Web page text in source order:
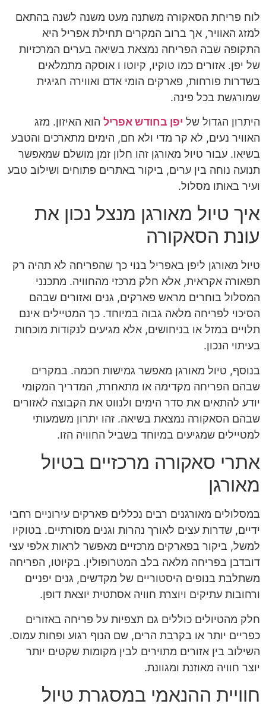
לוח פריחת הסאקורה משתנה מעט משנה לשנה בהתאם
למזג האוויר, אך ברוב המקרים תחילת אפריל היא
התקופה שבה הפריחה נמצאת בשיאה בערים המרכזיות
של יפן. אזורים כמו טוקיו, קיוטו ו אוסקה מתמלאים
בשדרות פורחות, פארקים הומי אדם ואווירה חגיגית
שמורגשת בכל פינה.
היתרון הגדול של יפן בחודש אפריל הוא האיזון. מזג
האוויר נעים, לא קר מדי ולא חם, הימים מתארכים והטבע
בשיאו. עבור טיול מאורגן זהו חלון זמן מושלם שמאפשר
תנועה נוחה בין ערים, ביקור באתרים פתוחים ושילוב טבע
ועיר באותו מסלול.
איך טיול מאורגן מנצל נכון את
עונת הסאקורה
טיול מאורגן ליפן באפריל בנוי כך שהפריחה לא תהיה רק
תפאורה אקראית, אלא חלק מרכזי מהחוויה. מתכנני
המסלול בוחרים מראש פארקים, גנים ואזורים שבהם
הסיכוי לפריחה מלאה גבוה במיוחד. כך המטיילים אינם
תלויים במזל או בניחושים, אלא מגיעים לנקודות מוכחות
בעיתוי הנכון.
בנוסף, טיול מאורגן מאפשר גמישות חכמה. במקרים
שבהם הפריחה מקדימה או מתאחרת, המדריך המקומי
יודע להתאים את סדר הימים ולנווט את הקבוצה לאזורים
שבהם הסאקורה נמצאת בשיאה. זהו יתרון משמעותי
למטיילים שמגיעים במיוחד בשביל החוויה הזו.
אתרי סאקורה מרכזיים בטיול
מאורגן
במסלולים מאורגנים רבים נכללים פארקים עירוניים רחבי
ידיים, שדרות עצים לאורך נהרות וגנים מסורתיים. בטוקיו
למשל, ביקור בפארקים מרכזיים מאפשר לראות אלפי עצי
דובדבן בפריחה מלאה בלב המטרופולין. בקיוטו, הפריחה
משתלבת בנופים היסטוריים של מקדשים, גנים יפניים
ורחובות עתיקים ויוצרת חוויה אסתטית יוצאת דופן.
חלק מהטיולים כוללים גם תצפיות על פריחה באזורים
כפריים יותר או בקרבת הרים, שם הנוף רגוע ופחות עמוס.
השילוב בין אזורים מתוירים לבין מקומות שקטים יותר
יוצר חוויה מאוזנת ומגוונת.
חוויית ההנאמי במסגרת טיול